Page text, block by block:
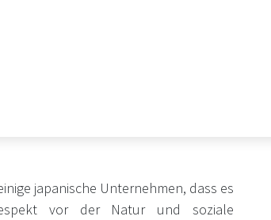
japanische Unternehmen, dass es
vor der Natur und soziale